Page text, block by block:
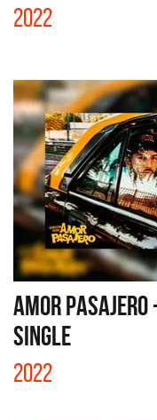
2022
AMOR PASAJERO
SINGLE
2022